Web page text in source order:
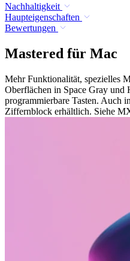
Nachhaltigkeit
Haupteigenschaften
Bewertungen
Mastered für Mac
Mehr Funktionalität, spezielles
Oberflächen in Space Gray und
programmierbare Tasten. Auch
Ziffernblock erhältlich. Siehe